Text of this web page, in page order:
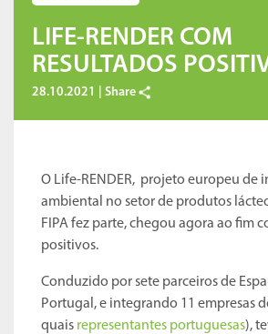
LIFE-RENDER COM
RESULTADOS
28.10.2021 | Share
O Life-RENDER, projeto europeu de
ambiental no setor de produtos
FIPA fez parte, chegou agora ao fim
positivos.
Conduzido por sete parceiros de
Portugal, e integrando 11 empresas
quais representantes portuguesas),